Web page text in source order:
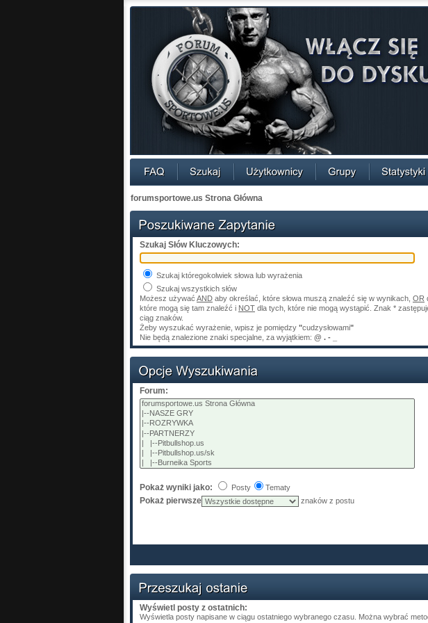
forumsportowe.us Strona Główna
Szukaj Słów Kluczowych:
Szukaj któregokolwiek słowa lub wyrażenia
Szukaj wszystkich słów
Możesz używać AND aby określać, które słowa muszą znaleźć się w wynikach, OR
które mogą się tam znaleźć i NOT dla tych, które nie mogą wystąpić. Znak *
ciąg znaków.
Żeby wyszukać wyrażenie, wpisz je pomiędzy "cudzysłowami"
Nie będą znalezione znaki specjalne, za wyjątkiem: @ . - _
Forum:
Pokaż wyniki jako: Posty Tematy
Pokaż pierwsze znaków z postu
Wyświetl posty z ostatnich:
Wyświetla posty napisane w ciągu ostatniego wybranego czasu. Można wybrać